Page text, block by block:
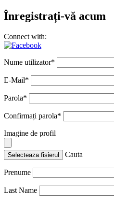
Înregistrați-vă acum
Connect with:
Nume utilizator*
E-Mail*
Parola*
Confirmați parola*
Imagine de profil
Selecteaza fisierul Cauta
Prenume
Last Name